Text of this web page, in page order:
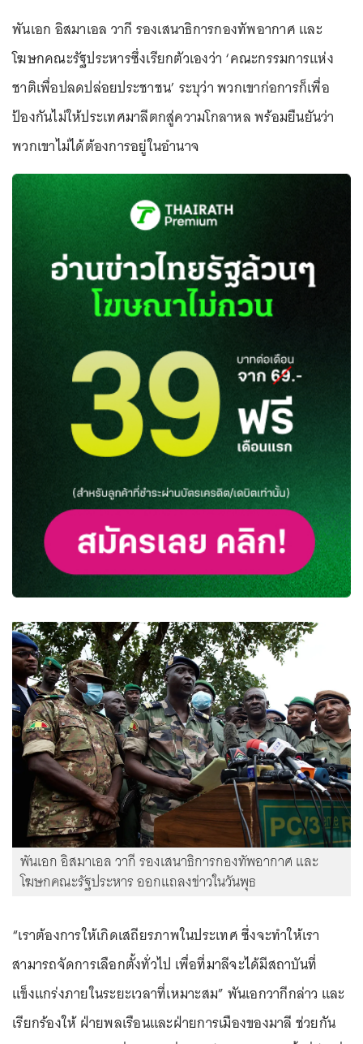
พันเอก อิสมาเอล วากี รองเสนาธิการกองทัพอากาศ และ
โฆษกคณะรัฐประหารซึ่งเรียกตัวเองว่า ‘คณะกรรมการแห่ง
ชาติเพื่อปลดปล่อยประชาชน’ ระบุว่า พวกเขาก่อการก็เพื่อ
ป้องกันไม่ให้ประเทศมาลีตกสู่ความโกลาหล พร้อมยืนยันว่า
พวกเขาไม่ได้ต้องการอยู่ในอำนาจ
พันเอก อิสมาเอล วากี รองเสนาธิการกองทัพอากาศ และ
โฆษกคณะรัฐประหาร ออกแถลงข่าวในวันพุธ
“เราต้องการให้เกิดเสถียรภาพในประเทศ ซึ่งจะทำให้เรา
สามารถจัดการเลือกตั้งทั่วไป เพื่อที่มาลีจะได้มีสถาบันที่
แข็งแกร่งภายในระยะเวลาที่เหมาะสม” พันเอกวากีกล่าว และ
เรียกร้องให้ ฝ่ายพลเรือนและฝ่ายการเมืองของมาลี ช่วยกัน